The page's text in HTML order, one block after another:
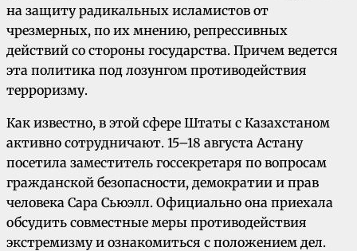
на защиту радикальных исламистов от
чрезмерных, по их мнению, репрессивных
действий со стороны государства. Причем ведется
эта политика под лозунгом противодействия
терроризму.
Как известно, в этой сфере Штаты с Казахстаном
активно сотрудничают. 15–18 августа Астану
посетила заместитель госсекретаря по вопросам
гражданской безопасности, демократии и прав
человека Сара Сьюэлл. Официально она приехала
обсудить совместные меры противодействия
экстремизму и ознакомиться с положением дел.